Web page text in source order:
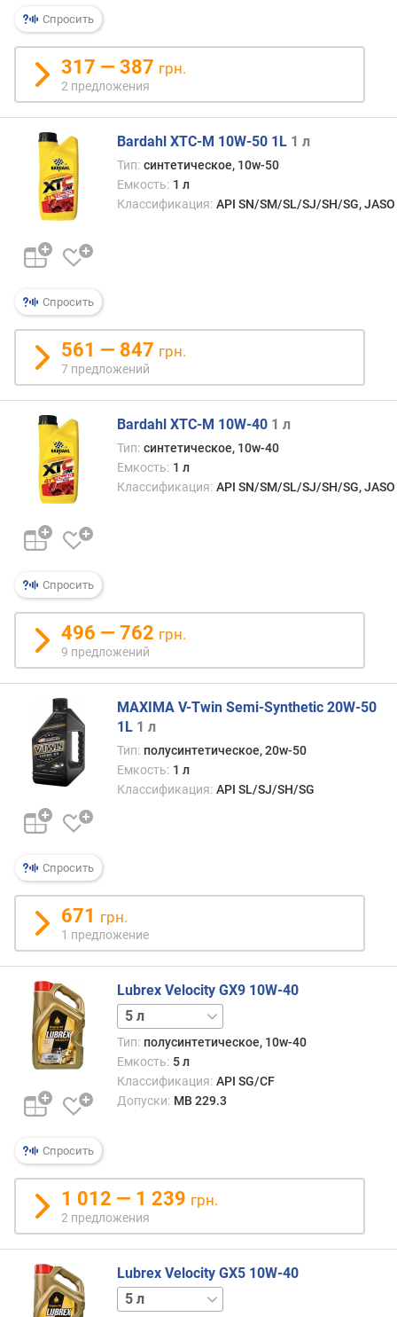
т
в
е
т
с
т
в
е
с
т
н
д
р
м
A
S
O
Спросить
317 — 387 грн.
2 предложения
Спросить
Bardahl XTC-M 10W-50 1L 1 л
Тип: синтетическое, 10w-50
Емкость: 1 л
Классификация: API SN/SM/SL/SJ/SH/SG,
561 — 847 грн.
7 предложений
Спросить
Bardahl XTC-M 10W-40 1 л
Тип: синтетическое, 10w-40
Емкость: 1 л
Классификация: API SN/SM/SL/SJ/SH/SG,
496 — 762 грн.
9 предложений
Спросить
MAXIMA V-Twin Semi-Synthetic 20W-50
1L 1 л
Тип: полусинтетическое, 20w-50
Емкость: 1 л
Классификация: API SL/SJ/SH/SG
671 грн.
1 предложение
Спросить
Lubrex Velocity GX9 10W-40
1 л 208 л
Тип: полусинтетическое, 10w-40
Емкость: 5 л
Классификация: API SG/CF
Допуски: MB 229.3
1 012 — 1 239 грн.
2 предложения
Lubrex Velocity GX5 10W-40
1 л 20 л